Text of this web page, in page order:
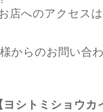
店へのアクセス
からのお問い合
ヨシトミショウ